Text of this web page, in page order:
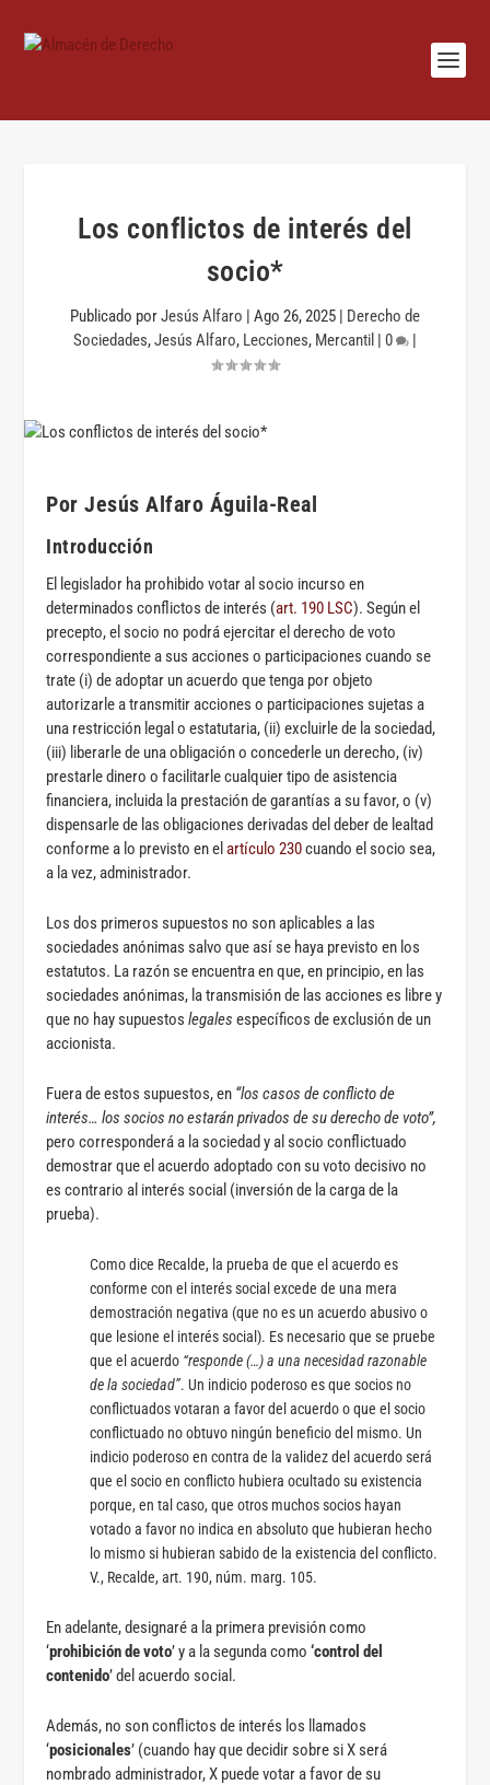
Los conflictos de interés del
socio*
Publicado porJesús Alfaro | Ago 26, 2025 | Derecho de
Sociedades,Jesús Alfaro, Lecciones, Mercantil | 0 |
Por Jesús Alfaro Águila-Real
Introducción
El legislador ha prohibido votar al socio incurso en
determinados conflictos de interés (art. 190 LSC). Según el
precepto, el socio no podrá ejercitar el derecho de voto
correspondiente a sus acciones o participaciones cuando se
trate (i) de adoptar un acuerdo que tenga por objeto
autorizarle a transmitir acciones o participaciones sujetas a
una restricción legal o estatutaria, (ii) excluirle de la sociedad,
(iii) liberarle de una obligación o concederle un derecho, (iv)
prestarle dinero o facilitarle cualquier tipo de asistencia
financiera, incluida la prestación de garantías a su favor, o (v)
dispensarle de las obligaciones derivadas del deber de lealtad
conforme a lo previsto en elartículo 230cuando el socio sea,
a la vez, administrador.
Los dos primeros supuestos no son aplicables a las
sociedades anónimas salvo que así se haya previsto en los
estatutos. La razón se encuentra en que, en principio, en las
sociedades anónimas, la transmisión de las acciones es libre y
que no hay supuestoslegales específicos de exclusión de un
accionista.
Fuera de estos supuestos, en “los casos de conflicto de
interés… los socios no estarán privados de su derecho de voto”,
pero corresponderá a la sociedad y al socio conflictuado
demostrar que el acuerdo adoptado con su voto decisivo no
es contrario al interés social (inversión de la carga de la
prueba).
Como dice Recalde, la prueba de que el acuerdo es
conforme con el interés social excede de una mera
demostración negativa (que no es un acuerdo abusivo o
que lesione el interés social). Es necesario que se pruebe
que el acuerdo “responde (…) a una necesidad razonable
de la sociedad”. Un indicio poderoso es que socios no
conflictuados votaran a favor del acuerdo o que el socio
conflictuado no obtuvo ningún beneficio del mismo. Un
indicio poderoso en contra de la validez del acuerdo será
que el socio en conflicto hubiera ocultado su existencia
porque, en tal caso, que otros muchos socios hayan
votado a favor no indica en absoluto que hubieran hecho
lo mismo si hubieran sabido de la existencia del conflicto.
V., Recalde, art. 190, núm. marg. 105.
En adelante, designaré a la primera previsión como
‘prohibición de voto’ y a la segunda como‘control del
contenido’ del acuerdo social.
Además, no son conflictos de interés los llamados
‘posicionales’ (cuando hay que decidir sobre si X será
nombrado administrador, X puede votar a favor de su